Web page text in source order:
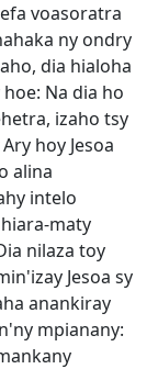
voasoratra
ny ondry
dia hialoha
Na dia ho
izaho tsy
Ary hoy Jesoa
alina
intelo
maty
nilaza toy
Jesoa sy
anankiray
mpianany: